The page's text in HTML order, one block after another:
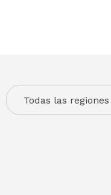
Todas las regiones